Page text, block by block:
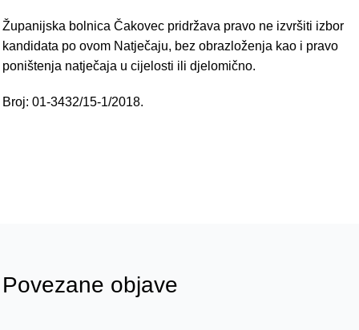
Županijska bolnica Čakovec pridržava pravo ne izvršiti izbor
kandidata po ovom Natječaju, bez obrazloženja kao i pravo
poništenja natječaja u cijelosti ili djelomično.
Broj: 01-3432/15-1/2018.
Povezane objave